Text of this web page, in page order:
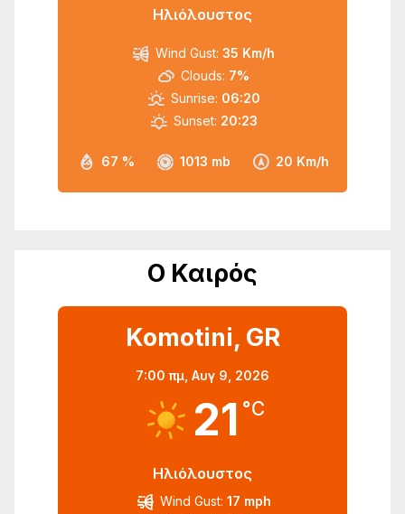
Ηλιόλουστος
67 % 1013 mb 20 Km/h
Wind Gust: 35 Km/h
Clouds: 7%
Sunrise: 06:20
Sunset: 20:23
Ο Καιρός
Komotini, GR
7:00 πμ, Αυγ 9, 2026
21 °C
Ηλιόλουστος
Wind Gust: 17 mph